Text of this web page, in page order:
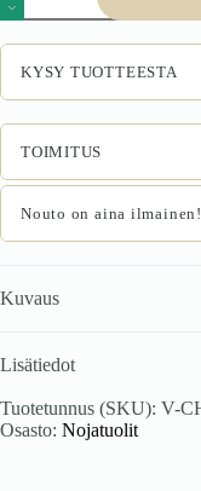
tummansininen
määrä
KYSY TUOTTEESTA
TOIMITUS
Nouto on aina ilmainen!
Kuvaus
Lisätiedot
Tuotetunnus (SKU): V-
Osasto: Nojatuolit